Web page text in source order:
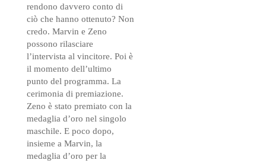
rendono davvero conto di
ciò che hanno ottenuto? Non
credo. Marvin e Zeno
possono rilasciare
l’intervista al vincitore. Poi è
il momento dell’ultimo
punto del programma. La
cerimonia di premiazione.
Zeno è stato premiato con la
medaglia d’oro nel singolo
maschile. E poco dopo,
insieme a Marvin, la
medaglia d’oro per la